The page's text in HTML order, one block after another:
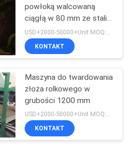
na
na
0
powłoką walcowaną
ciągłą w 80 mm ze stali
węglowej
KONTAKT
Maszyna do twardowania
złoża rolkowego w
grubości 1200 mm
USD+2000-50000+Unit MOQ:1 JEDNOSTKA
KONTAKT